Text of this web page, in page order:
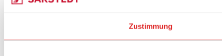
Zustimmung